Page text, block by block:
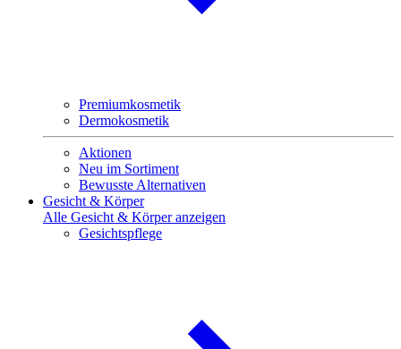
Premiumkosmetik
Dermokosmetik
Aktionen
Neu im Sortiment
Bewusste Alternativen
Gesicht & Körper
Alle Gesicht & Körper anzeigen
Gesichtspflege